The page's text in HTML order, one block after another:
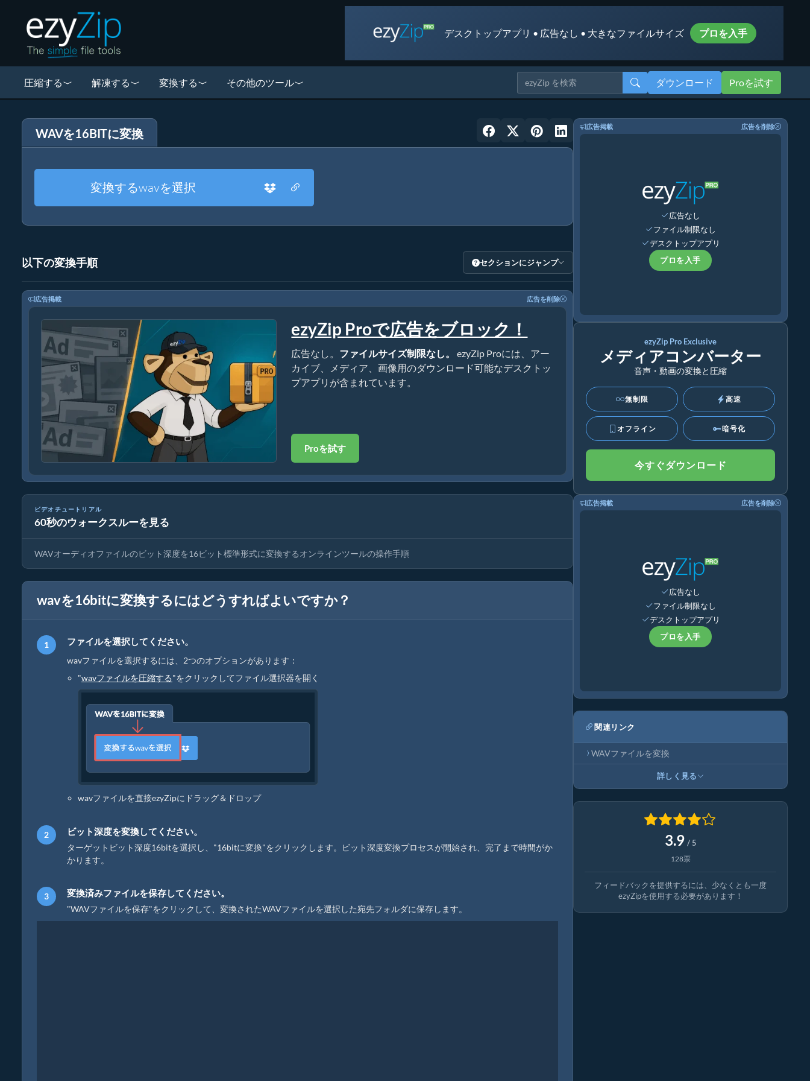
デスクトップアプリ • 広告なし • 大きなファイルサイズ プロを入手
圧縮する 解凍する 変換する その他のツール ダウンロード Proを試す
WAVを16BITに変換
変換するwavを選択
以下の変換手順 セクションにジャンプ
広告掲載 広告を削除
ezyZip Proで広告をブロック！
広告なし。 ファイルサイズ制限なし。
ezyZip Proには、アー
カイブ、メディア、画像用のダウンロード可能なデスクトッ
プアプリが含まれています。
Proを試す
ビデオチュートリアル
60秒のウォークスルーを見る
WAVを16Bitにで変換する方法
WAVオーディオファイルのビット深度を16ビット標準形式に変換するオンラインツールの操作手順
wavを16bitに変換するにはどうすればよいですか？
ファイルを選択してください。
wavファイルを選択するには、2つのオプションがあります：
"wavファイルを圧縮する"をクリックしてファイル選択器を開く
wavファイルを直接ezyZipにドラッグ＆ドロップ
ビット深度を変換してください。
ターゲットビット深度16bitを選択し、"16bitに変換"をクリックします。ビット深度変換プロセスが開始され、完了まで時間がか
かります。
変換済みファイルを保存してください。
"WAVファイルを保存"をクリックして、変換されたWAVファイルを選択した宛先フォルダに保存します。
広告掲載 広告を削除
広告なし
ファイル制限なし
デスクトップアプリ
プロを入手
ezyZip Pro Exclusive
メディアコンバーター
音声・動画の変換と圧縮
無制限 高速
オフライン 暗号化
今すぐダウンロード
広告掲載 広告を削除
広告なし
ファイル制限なし
デスクトップアプリ
プロを入手
関連リンク
WAVファイルを変換
詳しく見る
3.9 / 5
128票
フィードバックを提供するには、少なくとも一度
ezyZipを使用する必要があります！